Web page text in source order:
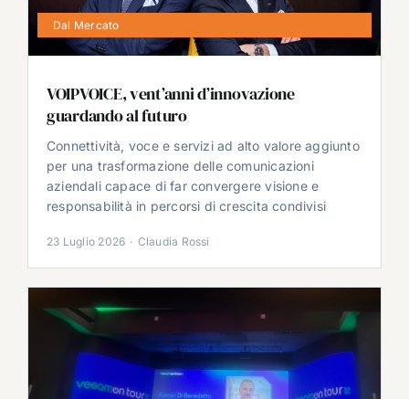
Dal Mercato
VOIPVOICE, vent’anni d’innovazione
guardando al futuro
Connettività, voce e servizi ad alto valore aggiunto
per una trasformazione delle comunicazioni
aziendali capace di far convergere visione e
responsabilità in percorsi di crescita condivisi
23 Luglio 2026 · Claudia Rossi